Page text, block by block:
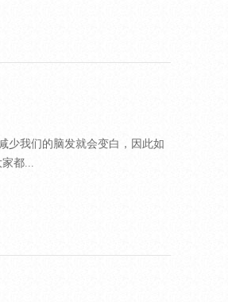
少我们的脑发就会变白，因此如
都...